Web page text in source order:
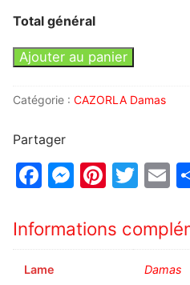
Total général
Ajouter au panier
Catégorie : CAZORLA Damas
Partager
Facebook
Informations
Lame Damas